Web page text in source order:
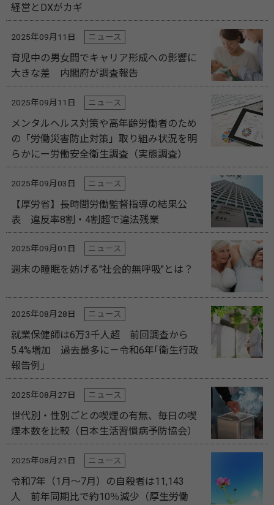
経営とDXがカギ
2025年09月11日 ニュース
育児中の男女間でキャリア形成への影響に
大きな差 内閣府が調査報告
2025年09月11日 ニュース
メンタルヘルス対策や高年齢労働者のため
の「労働災害防止対策」取り組み状況を明
らかにー労働安全衛生調査（実態調査）
2025年09月03日 ニュース
【厚労省】長時間労働監督指導の結果公
表 違反率8割・4割超で違法残業
2025年09月01日 ニュース
週末の睡眠を妨げる"社会的無呼吸"とは？
2025年08月28日 ニュース
就業保健師は6万3千人超 前回調査から
5.4%増加 過去最多に－令和6年｢衛生行政
報告例｣
2025年08月27日 ニュース
世代別・性別ごとの喫煙の有無、毎日の喫
煙本数を比較（日本生活習慣病予防協会）
2025年08月21日 ニュース
令和7年（1月～7月）の自殺者は11,143
人 前年同期比で約10％減少（厚生労働